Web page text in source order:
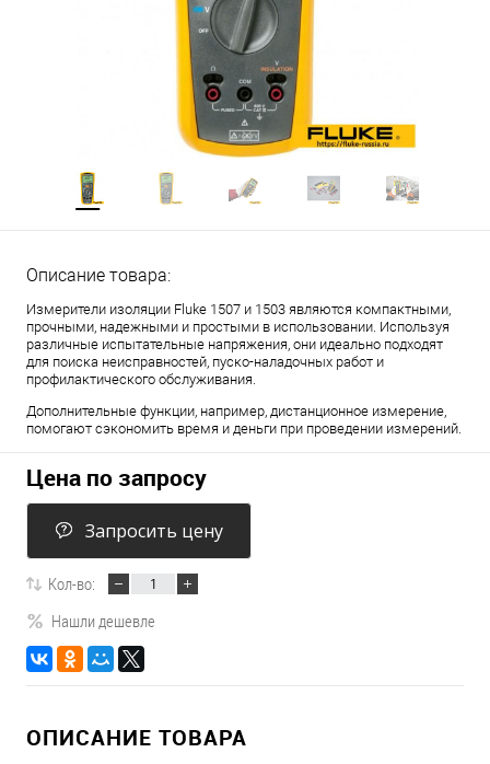
Описание товара:
Измерители изоляции Fluke 1507 и 1503 являются компактными,
прочными, надежными и простыми в использовании. Используя
различные испытательные напряжения, они идеально подходят
для поиска неисправностей, пуско-наладочных работ и
профилактического обслуживания.
Дополнительные функции, например, дистанционное измерение,
помогают сэкономить время и деньги при проведении измерений.
Цена по запросу
Запросить цену
Кол-во:
Нашли дешевле
ОПИСАНИЕ ТОВАРА